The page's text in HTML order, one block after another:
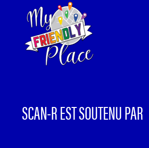
SCAN-R EST SOUTENU PAR